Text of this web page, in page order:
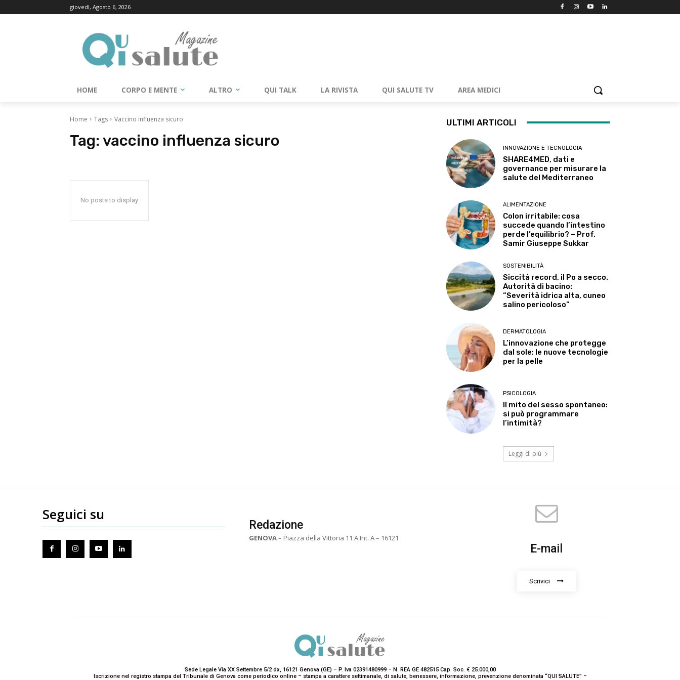
giovedì, Agosto 6, 2026
HOME CORPO E MENTE ALTRO QUI TALK LA RIVISTA QUI SALUTE TV AREA MEDICI
Home Tags Vaccino influenza sicuro
Tag: vaccino influenza sicuro
No posts to display
ULTIMI ARTICOLI
INNOVAZIONE E TECNOLOGIA
SHARE4MED, dati e
governance per misurare la
salute del Mediterraneo
ALIMENTAZIONE
Colon irritabile: cosa
succede quando l’intestino
perde l’equilibrio? – Prof.
Samir Giuseppe Sukkar
SOSTENIBILITÀ
Siccità record, il Po a secco.
Autorità di bacino:
“Severità idrica alta, cuneo
salino pericoloso”
DERMATOLOGIA
L’innovazione che protegge
dal sole: le nuove tecnologie
per la pelle
PSICOLOGIA
Il mito del sesso spontaneo:
si può programmare
l’intimità?
Leggi di più
Seguici su
Redazione
GENOVA– Piazza della Vittoria 11 A Int. A – 16121
E-mail
Scrivici
Sede Legale Via XX Settembre 5/2 dx, 16121 Genova (GE) – P. Iva 02391480999 – N. REA GE 482515 Cap. Soc. € 25.000,00
Iscrizione nel registro stampa del Tribunale di Genova come periodico online – stampa a carattere settimanale, di salute, benessere, informazione, prevenzione denominata “QUI SALUTE” –